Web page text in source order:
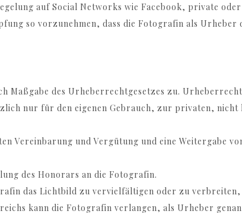
auf Social Networks wie Facebook, private
so vorzunehmen, dass die Fotografin als
Maßgabe des Urheberrechtgesetzes zu.
nur für den eigenen Gebrauch, zur privaten,
Vereinbarung und Vergütung und eine Weitergabe
des Honorars an die Fotografin.
das Lichtbild zu vervielfältigen oder zu
kann die Fotografin verlangen, als Urheber